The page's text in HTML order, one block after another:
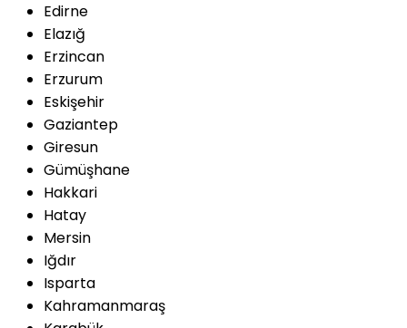
Edirne
Elazığ
Erzincan
Erzurum
Eskişehir
Gaziantep
Giresun
Gümüşhane
Hakkari
Hatay
Mersin
Iğdır
Isparta
Kahramanmaraş